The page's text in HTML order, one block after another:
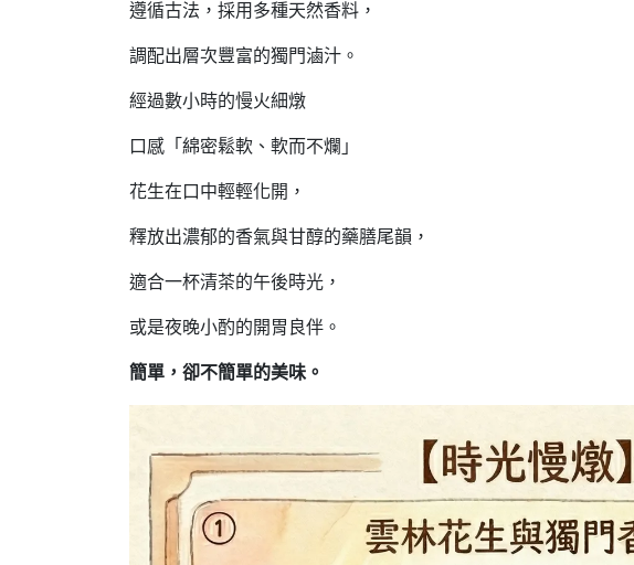
遵循古法，採用 多種天然香料，
調配出層次豐富的獨門滷汁。
經過數小時的慢火細燉
口感「綿密鬆軟、軟而不爛」
花生在口中輕輕化開，
釋放出濃郁的香氣與甘醇的藥膳尾韻，
適合一杯清茶的午後時光，
或是夜晚小酌的開胃良伴。
簡單，卻不簡單的美味。